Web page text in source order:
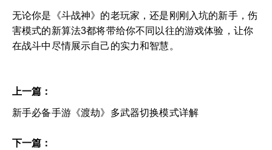
无论你是《斗战神》的老玩家，还是刚刚入坑的新手，伤
害模式的新算法3都将带给你不同以往的游戏体验，让你
在战斗中尽情展示自己的实力和智慧。
上一篇：
新手必备手游《渡劫》多武器切换模式详解
下一篇：